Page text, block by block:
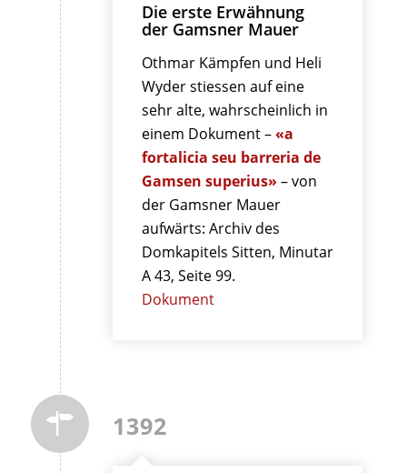
Die erste Erwähnung
der Gamsner Mauer
Othmar Kämpfen und Heli
Wyder stiessen auf eine
sehr alte, wahrscheinlich in
einem Dokument –«a
fortalicia seu barreria de
Gamsen superius» – von
der Gamsner Mauer
aufwärts: Archiv des
Domkapitels Sitten, Minutar
A 43, Seite 99.
Dokument
1392